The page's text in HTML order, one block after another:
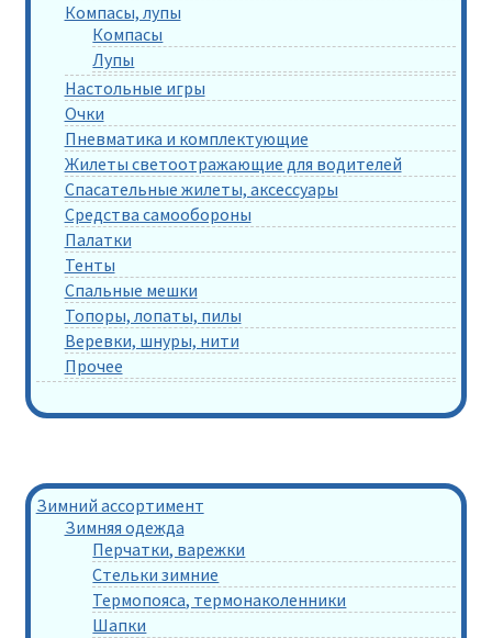
Компасы, лупы
Компасы
Лупы
Настольные игры
Очки
Пневматика и комплектующие
Жилеты светоотражающие для водителей
Спасательные жилеты, аксессуары
Средства самообороны
Палатки
Тенты
Спальные мешки
Топоры, лопаты, пилы
Веревки, шнуры, нити
Прочее
Зимний ассортимент
Зимняя одежда
Перчатки, варежки
Стельки зимние
Термопояса, термонаколенники
Шапки